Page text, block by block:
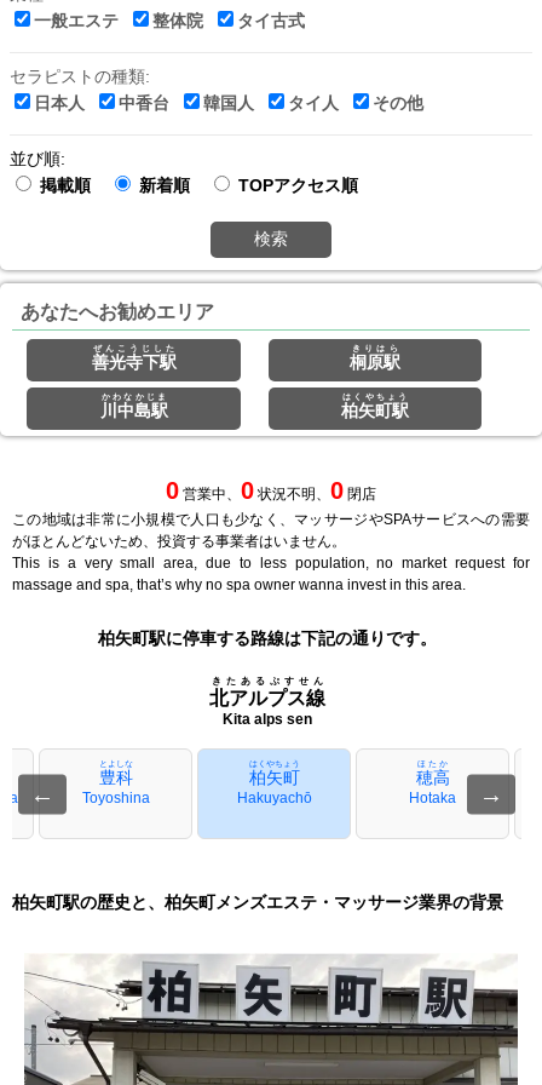
一般エステ
整体院 タイ古式
セラピストの種類:
日本人
中香台 韓国人 タイ人 その他
並び順:
掲載順
新着順 TOPアクセス順
検索
あなたへお勧めエリア
善光寺下駅
ぜんこうじした
桐原駅
きりはら
川中島駅
かわなかじま
柏矢町駅
はくやちょう
0 営業中、 0 状況不明、 0 閉店
この地域は非常に小規模で人口も少なく、マッサージやSPAサービスへの需要
がほとんどないため、投資する事業者はいません。
This is a very small area, due to less population, no market request for
massage and spa, that’s why no spa owner wanna invest in this area.
柏矢町駅に停車する路線は下記の通りです。
北アルプス線
きたあるぷすせん
Kita alps sen
←
豊科
とよしな
Toyoshina
柏矢町
はくやちょう
Hakuyachō
穂高
ほたか
Hotaka →
柏矢町駅の歴史と、柏矢町メンズエステ・マッサージ業界の背景